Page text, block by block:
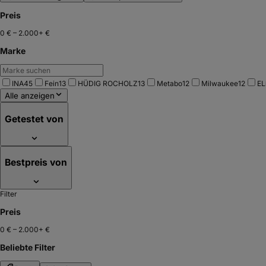
Preis
0 € – 2.000+ €
Marke
INA45 Fein13 HÜDIG ROCHOLZ13 Metabo12 Milwaukee12
Alle anzeigen
Getestet von
Bestpreis von
Filter
Preis
0 € – 2.000+ €
Beliebte Filter